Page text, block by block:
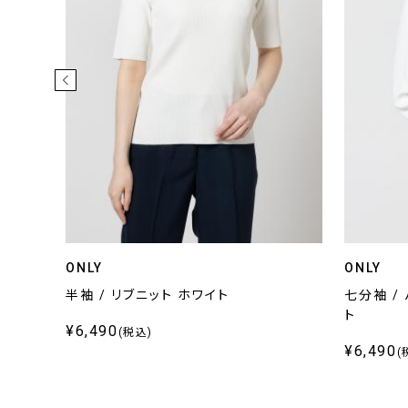
ONLY
半袖 / リブニット ホワイト
¥6,490(税込)
ONLY
七分袖 /
ト
¥6,490(